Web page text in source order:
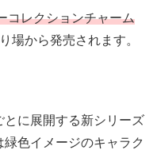
コレクションチャーム
場から発売されます。
に展開する新シリーズ
緑色イメージのキャラク